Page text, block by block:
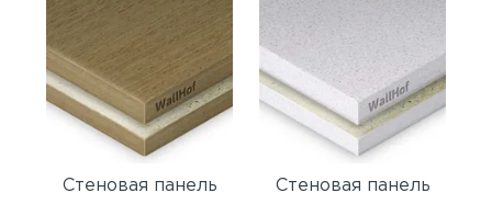
Стеновая панель Стеновая панель